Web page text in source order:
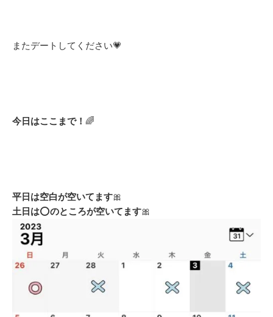
またデートしてください💗
今日はここまで！ 🌈
平日は空白が空いてます🎀
土日は⭕️のところが空いてます🎀